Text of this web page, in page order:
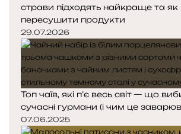
страви підходять найкраще та як
пересушити продукти
29.07.2026
Топ чаїв, які п’є весь світ — що
сучасні гурмани (і чим це
07.06.2025